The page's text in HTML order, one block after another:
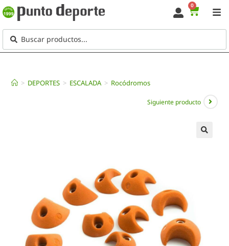
0
> DEPORTES > ESCALADA > Rocódromos
Siguiente producto